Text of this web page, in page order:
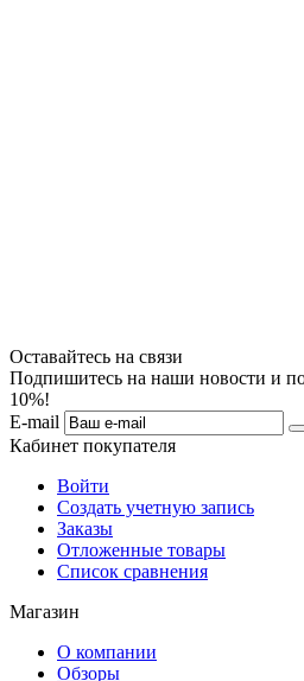
Оставайтесь на связи
Подпишитесь на наши новости и
10%!
E-mail
Кабинет покупателя
Войти
Создать учетную запись
Заказы
Отложенные товары
Список сравнения
Магазин
О компании
Обзоры